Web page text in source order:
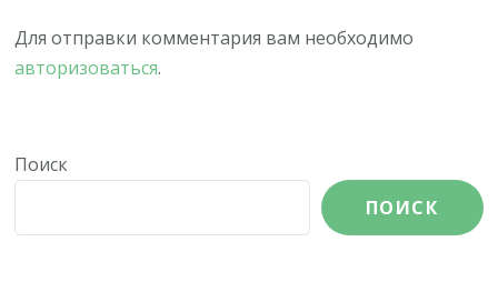
Для отправки комментария вам необходимо
авторизоваться.
Поиск
ПОИСК